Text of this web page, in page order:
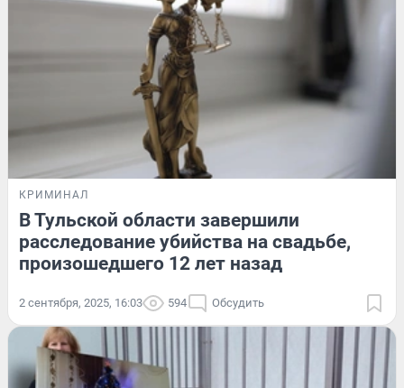
КРИМИНАЛ
В Тульской области завершили
расследование убийства на свадьбе,
произошедшего 12 лет назад
2 сентября, 2025, 16:03 594 Обсудить